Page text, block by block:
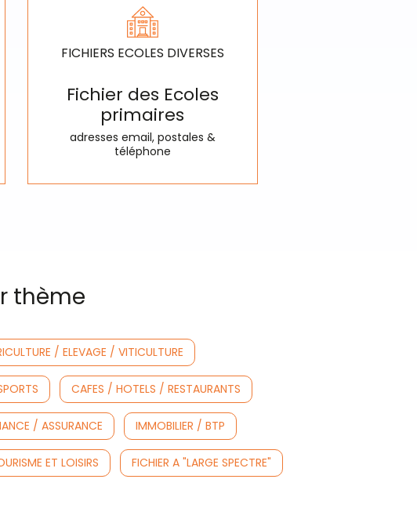
FICHIERS ECOLES DIVERSES
Fichier des Ecoles
primaires
adresses email, postales &
téléphone
thème
/ ELEVAGE / VITICULTURE
CAFES / HOTELS / RESTAURANTS
/ ASSURANCE IMMOBILIER / BTP
ET LOISIRS FICHIER A "LARGE SPECTRE"